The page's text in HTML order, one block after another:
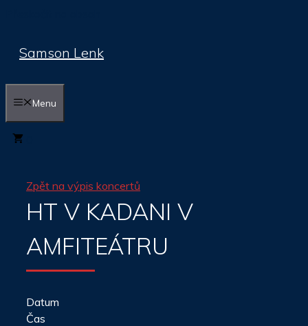
Samson Lenk
Menu
Zpět na výpis koncertů
HT V KADANI V
AMFITEÁTRU
Datum
Čas